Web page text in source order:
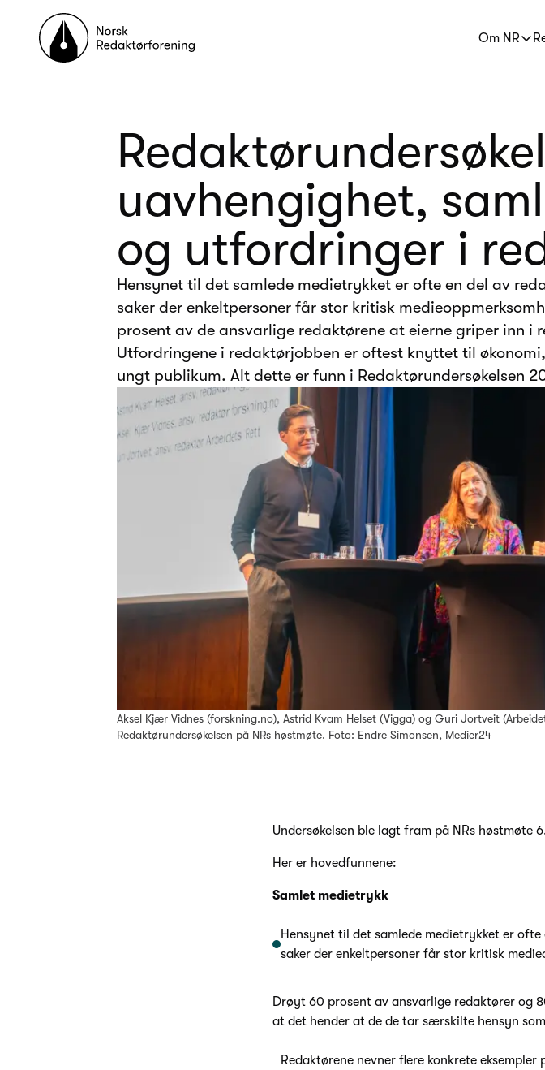
Til forsiden
Om NR
uavhengighet,
og utfordringer i
Hensynet til det samlede medietrykket er ofte en del av
saker der enkeltpersoner får stor kritisk
prosent av de ansvarlige redaktørene at eierne griper inn i
Utfordringene i redaktørjobben er oftest knyttet til
ungt publikum. Alt dette er funn i Redaktørundersøkelsen
Aksel Kjær Vidnes (forskning.no), Astrid Kvam Helset (Vigga) og Guri Jortveit
Redaktørundersøkelsen på NRs høstmøte. Foto: Endre Simonsen, Medier24
Undersøkelsen ble lagt fram på NRs høstmøte
Her er hovedfunnene:
Samlet medietrykk
Hensynet til det samlede medietrykket er
saker der enkeltpersoner får stor kritisk
Drøyt 60 prosent av ansvarlige redaktører og
at det hender at de de tar særskilte hensyn
Redaktørene nevner flere konkrete